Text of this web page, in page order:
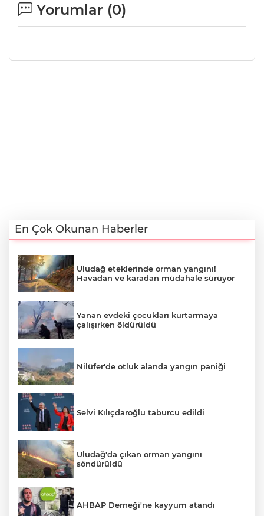
Yorumlar (0)
En Çok Okunan Haberler
Uludağ eteklerinde orman yangını!
Havadan ve karadan müdahale sürüyor
Yanan evdeki çocukları kurtarmaya
çalışırken öldürüldü
Nilüfer'de otluk alanda yangın paniği
Selvi Kılıçdaroğlu taburcu edildi
Uludağ'da çıkan orman yangını
söndürüldü
AHBAP Derneği'ne kayyum atandı